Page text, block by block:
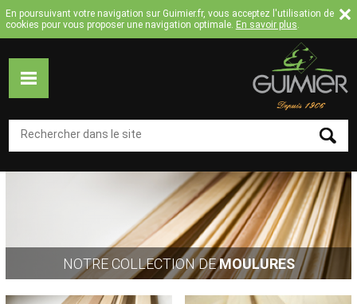
Jump to navigation
En poursuivant votre navigation sur Guimier.fr, vous acceptez l'utilisation de
cookies pour vous proposer une navigation optimale. En savoir plus.
NOTRE COLLECTION DEMOULURES